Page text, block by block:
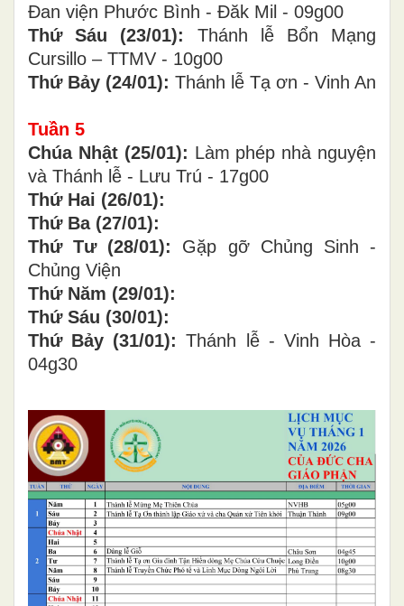
Đan viện Phước Bình - Đăk Mil - 09g00
Thứ Sáu (23/01):
Thánh lễ Bổn Mạng
Cursillo – TTMV - 10g00
Thứ Bảy (24/01): Thánh lễ Tạ ơn - Vinh An
Tuần 5
Chúa Nhật (25/01): Làm phép nhà nguyện
và Thánh lễ - Lưu Trú - 17g00
Thứ Hai (26/01):
Thứ Ba (27/01):
Thứ Tư (28/01):
Gặp gỡ Chủng Sinh -
Chủng Viện
Thứ Năm (29/01):
Thứ Sáu (30/01):
Thứ Bảy (31/01): Thánh lễ - Vinh Hòa -
04g30